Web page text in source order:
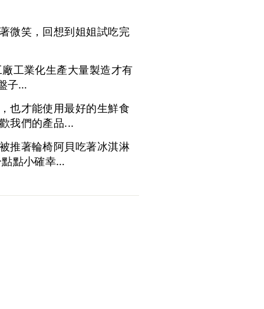
微笑，回想到姐姐試吃完
工業化生產大量製造才有
子…
也才能使用最好的生鮮食
我們的產品...
推著輪椅阿貝吃著冰淇淋
點小確幸…